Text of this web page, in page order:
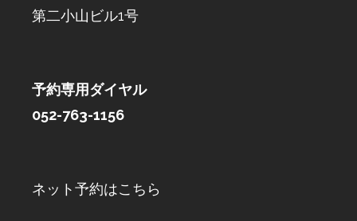
第二小山ビル1号
予約専用ダイヤル
052-763-1156
ネット予約はこちら